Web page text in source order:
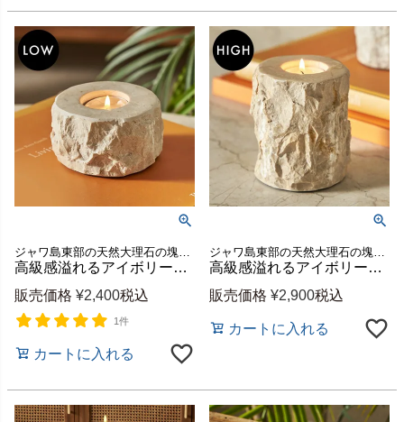
ジャワ島東部の天然大理石の塊を熟練した職人が、ひとつひとつ丁寧に彫って仕上げたキャンドルホルダー
高級感溢れるアイボリー色の大理石を彫って作られたティーライト用マーブルキャンドルホルダー（LOW) [14263]
販売価格 ¥2,400税込
1件
カートに入れる
ジャワ島東部の天然大理石の塊を熟練した職人が、ひとつひとつ丁寧に彫って仕上げたキャンドルホルダー
高級感溢れるアイボリー色の大理石を彫って作られたティーライト用マーブルキャンドルホルダー（HIGH) [14262]
販売価格 ¥2,900税込
カートに入れる